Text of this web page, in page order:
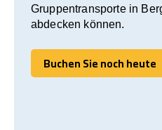
Gruppentransporte in
abdecken können.
Buchen Sie noch heute
Buchen Sie noch heute